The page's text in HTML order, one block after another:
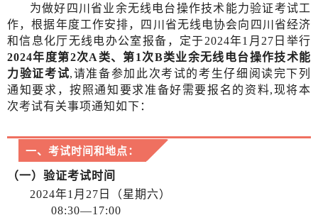
为做好四川省业余无线电台操作技术能力验证考试工
作，根据年度工作安排，四川省无线电协会向四川省经济
和信息化厅无线电办公室报备，定于2024年1月27日举行
2024年度第2次A类、第1次B类业余无线电台操作技术能
力验证考试,请准备参加此次考试的考生仔细阅读完下列
通知要求，按照通知要求准备好需要报名的资料,现将本
次考试有关事项通知如下：
一、考试时间和地点：
（一）验证考试时间
2024年1月27日（星期六）
08:30—17:00